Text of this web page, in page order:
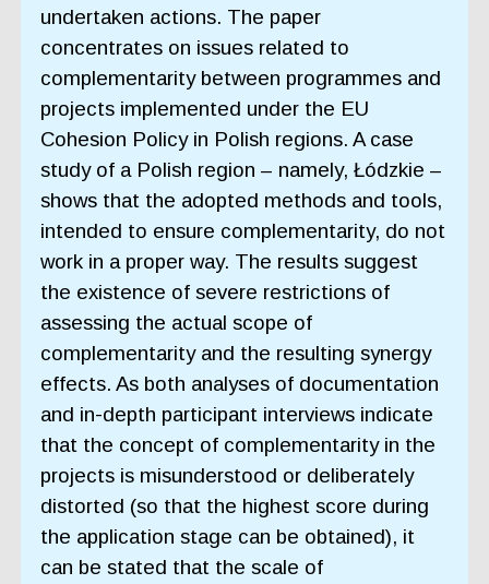
undertaken actions. The paper
concentrates on issues related to
complementarity between programmes and
projects implemented under the EU
Cohesion Policy in Polish regions. A case
study of a Polish region – namely, Łódzkie –
shows that the adopted methods and tools,
intended to ensure complementarity, do not
work in a proper way. The results suggest
the existence of severe restrictions of
assessing the actual scope of
complementarity and the resulting synergy
effects. As both analyses of documentation
and in-depth participant interviews indicate
that the concept of complementarity in the
projects is misunderstood or deliberately
distorted (so that the highest score during
the application stage can be obtained), it
can be stated that the scale of